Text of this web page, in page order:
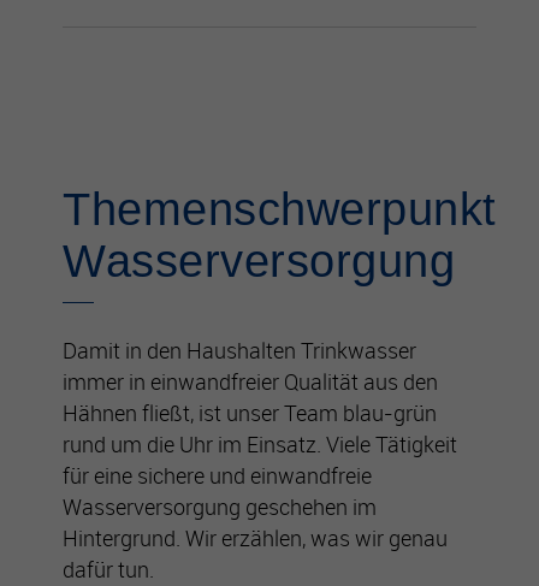
Themenschwerpunkt
Wasserversorgung
Damit in den Haushalten Trinkwasser
immer in einwandfreier Qualität aus den
Hähnen fließt, ist unser Team blau-grün
rund um die Uhr im Einsatz. Viele Tätigkeit
für eine sichere und einwandfreie
Wasserversorgung geschehen im
Hintergrund. Wir erzählen, was wir genau
dafür tun.